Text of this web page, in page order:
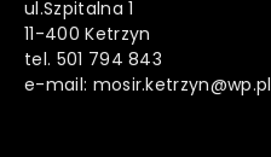
ul.Szpitalna 1
11-400 Ketrzyn
tel. 501 794 843
e-mail: mosir.ketrzyn@wp.pl